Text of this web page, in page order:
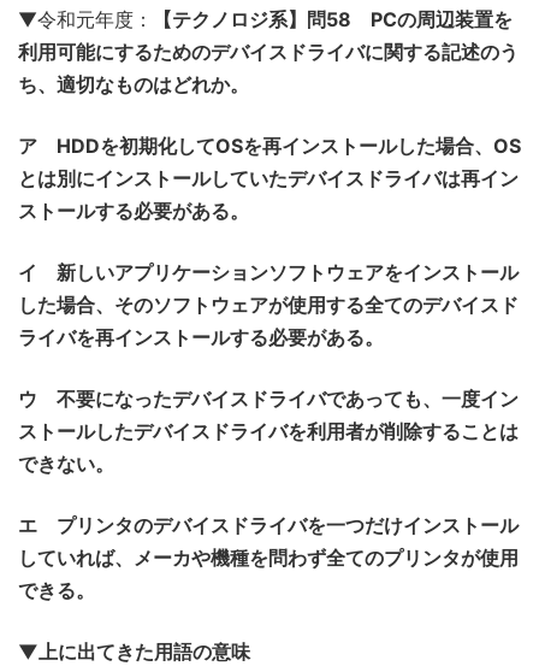
▼令和元年度：
【テクノロジ系】問58 PCの周辺装置を
利用可能にするためのデバイスドライバに関する記述のう
ち、適切なものはどれか。
ア HDDを初期化してOSを再インストールした場合、OS
とは別にインストールしていたデバイスドライバは再イン
ストールする必要がある。
イ 新しいアプリケーションソフトウェアをインストール
した場合、そのソフトウェアが使用する全てのデバイスド
ライバを再インストールする必要がある。
ウ 不要になったデバイスドライバであっても、一度イン
ストールしたデバイスドライバを利用者が削除することは
できない。
エ プリンタのデバイスドライバを一つだけインストール
していれば、メーカや機種を問わず全てのプリンタが使用
できる。
▼上に出てきた用語の意味